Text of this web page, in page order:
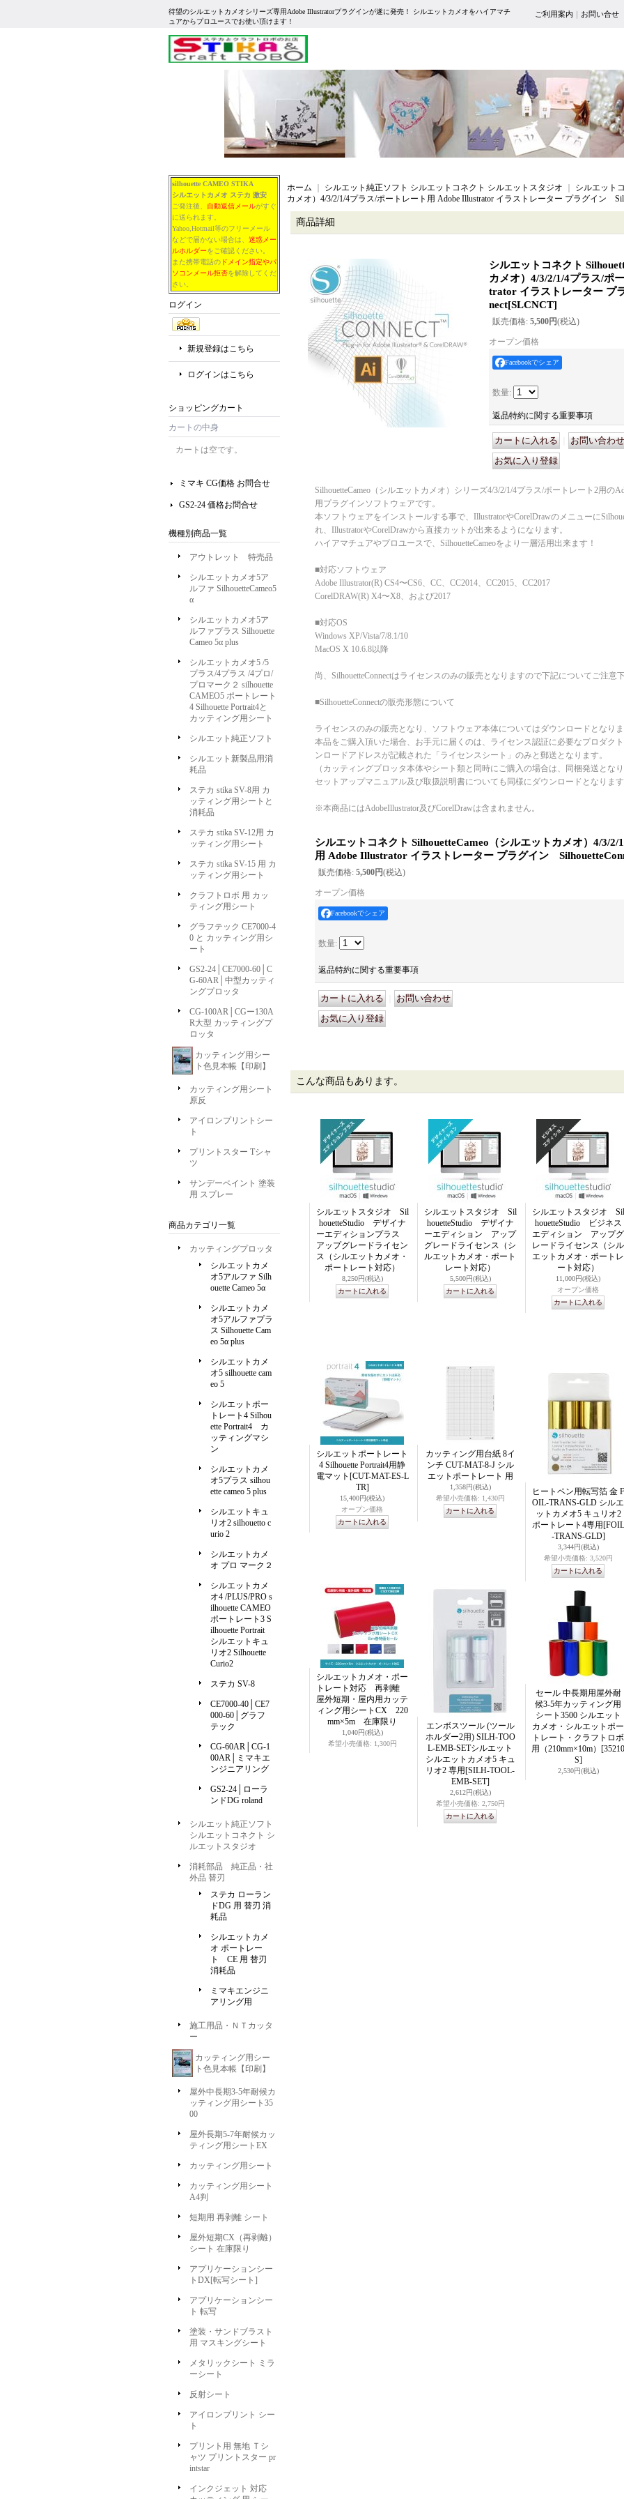
待望のシルエットカメオシリーズ専用Adobe Illustratorプラグインが遂に発売！ シルエットカメオをハイアマチ
ュアからプロユースでお使い頂けます！
ご利用案内 ｜ お問い合せ
silhouette CAMEO STIKA
シルエットカメオ ステカ 激安
ご発注後、 自動返信メールがすぐ
に送られます。
Yahoo,Hotmail等のフリーメール
などで届かない場合は、 迷惑メー
ルホルダーをご確認ください。
また携帯電話の ドメイン指定やパ
ソコンメール拒否を解除してくだ
さい。
ログイン
新規登録はこちら
ログインはこちら
ショッピングカート
カートの中身
カートは空です。
ミマキ CG価格 お問合せ
GS2-24 価格お問合せ
機種別商品一覧
アウトレット 特売品
シルエットカメオ5ア
ルファ SilhouetteCameo5
α
シルエットカメオ5ア
ルファプラス Silhouette
Cameo 5α plus
シルエットカメオ5 /5
プラス/4プラス /4プロ/
プロマーク２ silhouette
CAMEO5 ポートレート
4 Silhouette Portrait4と
カッティング用シート
シルエット純正ソフト
シルエット新製品用消
耗品
ステカ stika SV-8用 カ
ッティング用シートと
消耗品
ステカ stika SV-12用 カ
ッティング用シート
ステカ stika SV-15 用 カ
ッティング用シート
クラフトロボ 用 カッ
ティング用シート
グラフテック CE7000-4
0 と カッティング用シ
ート
GS2-24│CE7000-60│C
G-60AR│中型カッティ
ングプロッタ
CG-100AR│CGー130A
R大型 カッティングプ
ロッタ
カッティング用シー
ト色見本帳【印刷】
カッティング用シート
原反
アイロンプリントシー
ト
プリントスター Tシャ
ツ
サンデーペイント 塗装
用 スプレー
商品カテゴリ一覧
カッティングプロッタ
シルエットカメ
オ5アルファ Silh
ouette Cameo 5α
シルエットカメ
オ5アルファプラ
ス Silhouette Cam
eo 5α plus
シルエットカメ
オ5 silhouette cam
eo 5
シルエットポー
トレート4 Silhou
ette Portrait4 カ
ッティングマシ
ン
シルエットカメ
オ5プラス silhou
ette cameo 5 plus
シルエットキュ
リオ2 silhouetto c
urio 2
シルエットカメ
オ プロ マーク２
シルエットカメ
オ4 /PLUS/PRO s
ilhouette CAMEO
ポートレート3 S
ilhouette Portrait
シルエットキュ
リオ2 Silhouette
Curio2
ステカ SV-8
CE7000-40│CE7
000-60│グラフ
テック
CG-60AR│CG-1
00AR│ミマキエ
ンジニアリング
GS2-24│ローラ
ンドDG roland
シルエット純正ソフト
シルエットコネクト シ
ルエットスタジオ
消耗部品 純正品・社
外品 替刃
ステカ ローラン
ドDG 用 替刃 消
耗品
シルエットカメ
オ ポートレー
ト CE 用 替刃
消耗品
ミマキエンジニ
アリング用
施工用品・ＮＴカッタ
ー
カッティング用シー
ト色見本帳【印刷】
屋外中長期3-5年耐候カ
ッティング用シート35
00
屋外長期5-7年耐候カッ
ティング用シートEX
カッティング用シート
カッティング用シート
A4判
短期用 再剥離 シート
屋外短期CX（再剥離）
シート 在庫限り
アプリケーションシー
トDX[転写シート]
アプリケーションシー
ト 転写
塗装・サンドブラスト
用 マスキングシート
メタリックシート ミラ
ーシート
反射シート
アイロンプリント シー
ト
プリント用 無地 Ｔシ
ャツ プリントスター pr
intstar
インクジェット 対応
ホーム シルエット純正ソフト シルエットコネクト シルエットスタジオ
シルエット
カメオ）4/3/2/1/4プラス/ポートレート用 Adobe Illustrator イラストレーター プラグイン
商品詳細
シルエットコネクト
カメオ）4/3/2/1/4プラス/ポ
trator イラストレーター プ
nect[SLCNCT]
販売価格: 5,500円(税込)
オープン価格
Facebookでシェア
数量:
返品特約に関する重要事項
SilhouetteCameo（シルエットカメオ）シリーズ4/3/2/1/4プラス/ポートレート2用の
用プラグインソフトウェアです。
本ソフトウェアをインストールする事で、IllustratorやCorelDrawのメニューに
れ、IllustratorやCorelDrawから直接カットが出来るようになります。
ハイアマチュアやプロユースで、SilhouetteCameoをより一層活用出来ます！
■対応ソフトウェア
Adobe Illustrator(R) CS4〜CS6、CC、CC2014、CC2015、CC2017
CorelDRAW(R) X4〜X8、および2017
■対応OS
Windows XP/Vista/7/8.1/10
MacOS X 10.6.8以降
尚、SilhouetteConnectはライセンスのみの販売となりますので下記についてご注意
■SilhouetteConnectの販売形態について
ライセンスのみの販売となり、ソフトウェア本体についてはダウンロードとなり
本品をご購入頂いた場合、お手元に届くのは、ライセンス認証に必要なプロダク
ンロードアドレスが記載された「ライセンスシート」のみと郵送となります。
（カッティングプロッタ本体やシート類と同時にご購入の場合は、同梱発送とな
セットアップマニュアル及び取扱説明書についても同様にダウンロードとなりま
※本商品にはAdobeIllustrator及びCorelDrawは含まれません。
シルエットコネクト SilhouetteCameo（シルエットカメオ）4/3/2/
用 Adobe Illustrator イラストレーター プラグイン
販売価格: 5,500円(税込)
オープン価格
Facebookでシェア
数量:
返品特約に関する重要事項
こんな商品もあります。
シルエットスタジオ Sil
houetteStudio デザイナ
ーエディションプラス
アップグレードライセン
ス（シルエットカメオ・
ポートレート対応）
8,250円(税込)
シルエットスタジオ Sil
houetteStudio デザイナ
ーエディション アップ
グレードライセンス（シ
ルエットカメオ・ポート
レート対応）
5,500円(税込)
シルエットスタジオ Sil
houetteStudio ビジネス
エディション アップグ
レードライセンス（シル
エットカメオ・ポートレ
ート対応）
11,000円(税込)
オープン価格
シルエットポートレート
4 Silhouette Portrait4用静
電マット [CUT-MAT-ES-L
TR]
15,400円(税込)
オープン価格
カッティング用台紙 8イ
ンチ CUT-MAT-8-J シル
エットポートレート 用
1,358円(税込)
希望小売価格: 1,430円
ヒートペン用転写箔 金 F
OIL-TRANS-GLD シルエ
ットカメオ5 キュリオ2
ポートレート4専用 [FOIL
-TRANS-GLD]
3,344円(税込)
希望小売価格: 3,520円
シルエットカメオ・ポー
トレート対応 再剥離
屋外短期・屋内用カッテ
ィング用シートCX 220
mm×5m 在庫限り
1,040円(税込)
希望小売価格: 1,300円
エンボスツール (ツール
ホルダー2用) SILH-TOO
L-EMB-SETシルエット
シルエットカメオ5 キュ
リオ2 専用 [SILH-TOOL-
EMB-SET]
2,612円(税込)
希望小売価格: 2,750円
セール 中長期用屋外耐
候3-5年カッティング用
シート3500 シルエット
カメオ・シルエットポー
トレート・クラフトロボ
用（210mm×10m） [35210
S]
2,530円(税込)